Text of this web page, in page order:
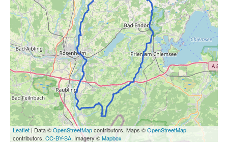
Leaflet | Data ©OpenStreetMapcontributors, Maps ©OpenStreetMap
contributors, CC-BY-SA, Imagery ©Mapbox